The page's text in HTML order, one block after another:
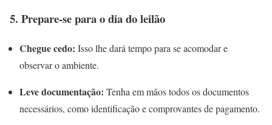
5. Prepare-se para o dia do leilão
Chegue cedo: Isso lhe dará tempo para se acomodar e
observar o ambiente.
Leve documentação: Tenha em mãos todos os documentos
necessários, como identificação e comprovantes de pagamento.